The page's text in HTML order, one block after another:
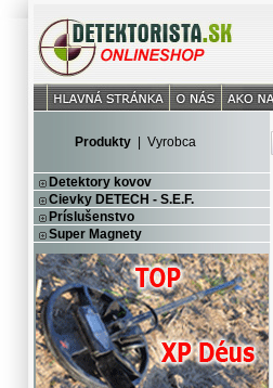
Produkty Vyrobca
Detektory kovov
Cievky DETECH - S.E.F.
Príslušenstvo
Super Magnety